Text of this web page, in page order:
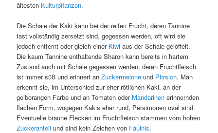
ältesten Kulturpflanzen.
Die Schale der Kaki kann bei der reifen Frucht, deren Tannine
fast vollständig zersetzt sind, gegessen werden, oft wird sie
jedoch entfernt oder gleich einer Kiwi aus der Schale gelöffelt.
Die kaum Tannine enthaltende Sharon kann bereits in hartem
Zustand auch mit Schale gegessen werden, deren Fruchtfleisch
ist immer süß und erinnert anZuckermelone und Pfirsich. Man
erkennt sie, im Unterschied zur eher rötlichen Kaki, an der
gelborangen Farbe und an Tomaten oder Mandarinen erinnernden
flachen Form, wogegen Kakis eher rund, Persimonen oval sind.
Eventuelle braune Flecken im Fruchtfleisch stammen vom hohen
Zuckeranteil und sind kein Zeichen von Fäulnis.